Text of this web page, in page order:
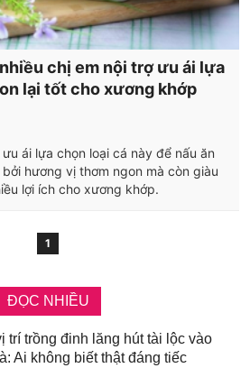
chị em nội trợ ưu ái lựa
lại tốt cho xương khớp
ái lựa chọn loại cá này để nấu ăn
hương vị thơm ngon mà còn giàu
lợi ích cho xương khớp.
1
ĐỌC NHIỀU
trí trồng đinh lăng hút tài lộc vào
Ai không biết thật đáng tiếc